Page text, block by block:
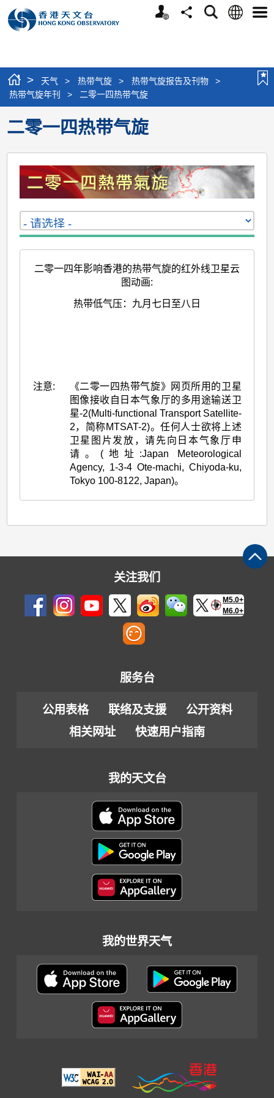
个
分
搜
语
选
> 天气 > 热带气旋 > 热带气旋报告及刊物
>
热带气旋年刊
> 二零一四热带气旋
二零一四热带气旋
二零一四年影响香港的热带气旋的红外线卫星云
图动画:
热带低气压：九月七日至八日
注意:
《二零一四热带气旋》网页所用的卫星
图像接收自日本气象厅的多用途输送卫
星-2(Multi-functional Transport Satellite-
2，简称MTSAT-2)。任何人士欲将上述
卫星图片发放，请先向日本气象厅申
请。(地址:Japan Meteorological
Agency, 1-3-4 Ote-machi, Chiyoda-ku,
Tokyo 100-8122, Japan)。
关注我们
M5.0+
M6.0+
服务台
公用表格 联络及支援
公开资料
相关网址
快速用户指南
我的天文台
我的世界天气